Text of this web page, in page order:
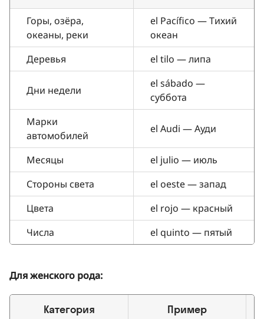
Горы, озёра,
океаны, реки
el Pacífico — Тихий
океан
Деревья
el tilo — липа
Дни недели
el sábado —
суббота
Марки
автомобилей
el Audi — Ауди
Месяцы
el julio — июль
Стороны света
el oeste — запад
Цвета
el rojo — красный
Числа
el quinto — пятый
Для женского рода:
Категория Пример